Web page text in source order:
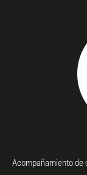
Acompañamiento de